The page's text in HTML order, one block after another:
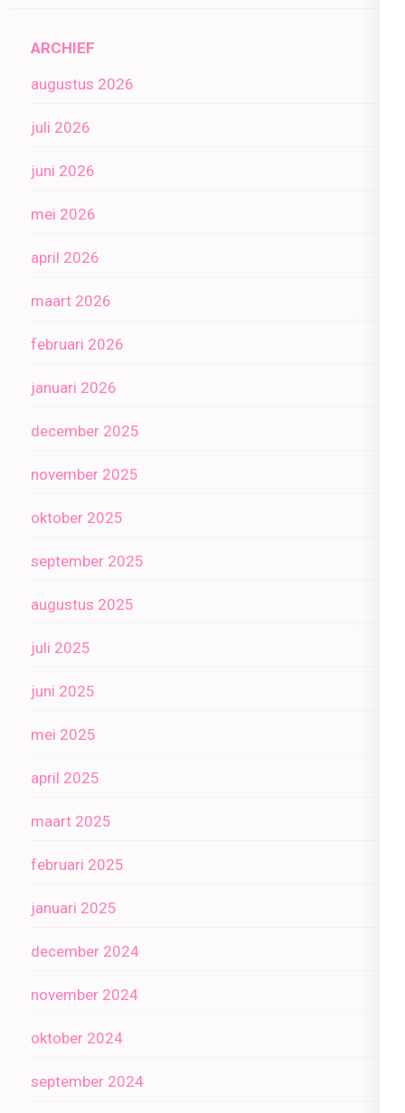
ARCHIEF
augustus 2026
juli 2026
juni 2026
mei 2026
april 2026
maart 2026
februari 2026
januari 2026
december 2025
november 2025
oktober 2025
september 2025
augustus 2025
juli 2025
juni 2025
mei 2025
april 2025
maart 2025
februari 2025
januari 2025
december 2024
november 2024
oktober 2024
september 2024